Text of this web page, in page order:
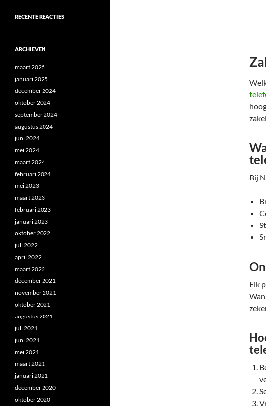
Bij
Elk
RECENTE REACTIES
ARCHIEVEN
maart 2025
januari 2025
december 2024
oktober 2024
september 2024
augustus 2024
juni 2024
mei 2024
maart 2024
februari 2024
mei 2023
maart 2023
februari 2023
januari 2023
oktober 2022
juli 2022
april 2022
maart 2022
december 2021
november 2021
oktober 2021
augustus 2021
juli 2021
juni 2021
mei 2021
maart 2021
januari 2021
december 2020
oktober 2020